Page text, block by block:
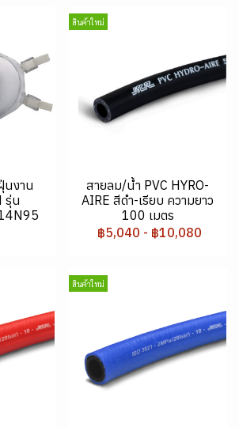
นงาน
รุ่น
สินค้าใหม่
สายลม/น้ำ PVC HYRO-
AIRE สีดำ-เรียบ ความยาว
100 เมตร
฿5,040 - ฿10,080
สินค้าใหม่